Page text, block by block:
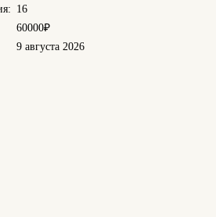
16
60000₽
9 августа 2026